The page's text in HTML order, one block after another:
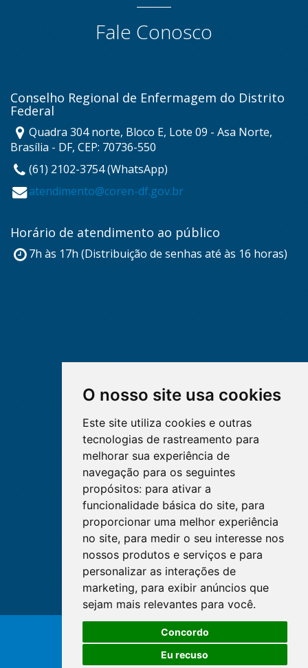
O nosso site usa cookies
Este site utiliza cookies e outras
tecnologias de rastreamento para
melhorar sua experiência de
navegação para os seguintes
propósitos: para ativar a
funcionalidade básica do site, para
proporcionar uma melhor experiência
no site, para medir o seu interesse nos
nossos produtos e serviços e para
personalizar as interações de
marketing, para exibir anúncios que
sejam mais relevantes para você.
Concordo
Eu recuso
Fale Conosco
Conselho Regional de Enfermagem do Distrito
Federal
Quadra 304 norte, Bloco E, Lote 09 - Asa Norte,
Brasília - DF, CEP: 70736-550
(61) 2102-3754 (WhatsApp)
atendimento@coren-df.gov.br
Horário de atendimento ao público
7h às 17h (Distribuição de senhas até às 16 horas)
© Copyright 2026 - Cofen/CORENs
O WhatsApp é o principal canal
de atendimento do Coren-DF.